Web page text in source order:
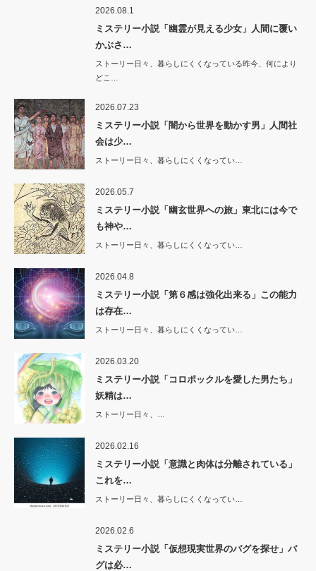
2026.08.1
ミステリー小説「幽霊が見える少女」人間に覆い
かぶさ…
ストーリー日々、暮らしにくくなっている昨今、何により
どこ…
2026.07.23
ミステリー小説「闇から世界を動かす男」人間社
会は少…
ストーリー日々、暮らしにくくなってい…
2026.05.7
ミステリー小説「幽玄世界への旅」東北には今で
も神や…
ストーリー日々、暮らしにくくなってい…
2026.04.8
ミステリー小説「第６感は強化出来る」この能力
は存在…
ストーリー日々、暮らしにくくなってい…
2026.03.20
ミステリー小説「コロポックルを愛した男たち」
妖精は…
ストーリー日々、…
2026.02.16
ミステリー小説「意識と肉体は分離されている」
これを…
ストーリー日々、暮らしにくくなってい…
2026.02.6
ミステリー小説「仮想現実世界のバグを探せ」バ
グは必…